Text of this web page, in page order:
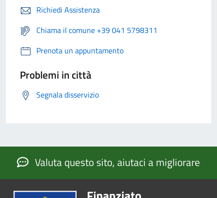
Richiedi Assistenza
Chiama il comune +39 041 5798311
Prenota un appuntamento
Problemi in città
Segnala disservizio
Valuta questo sito, aiutaci a migliorare